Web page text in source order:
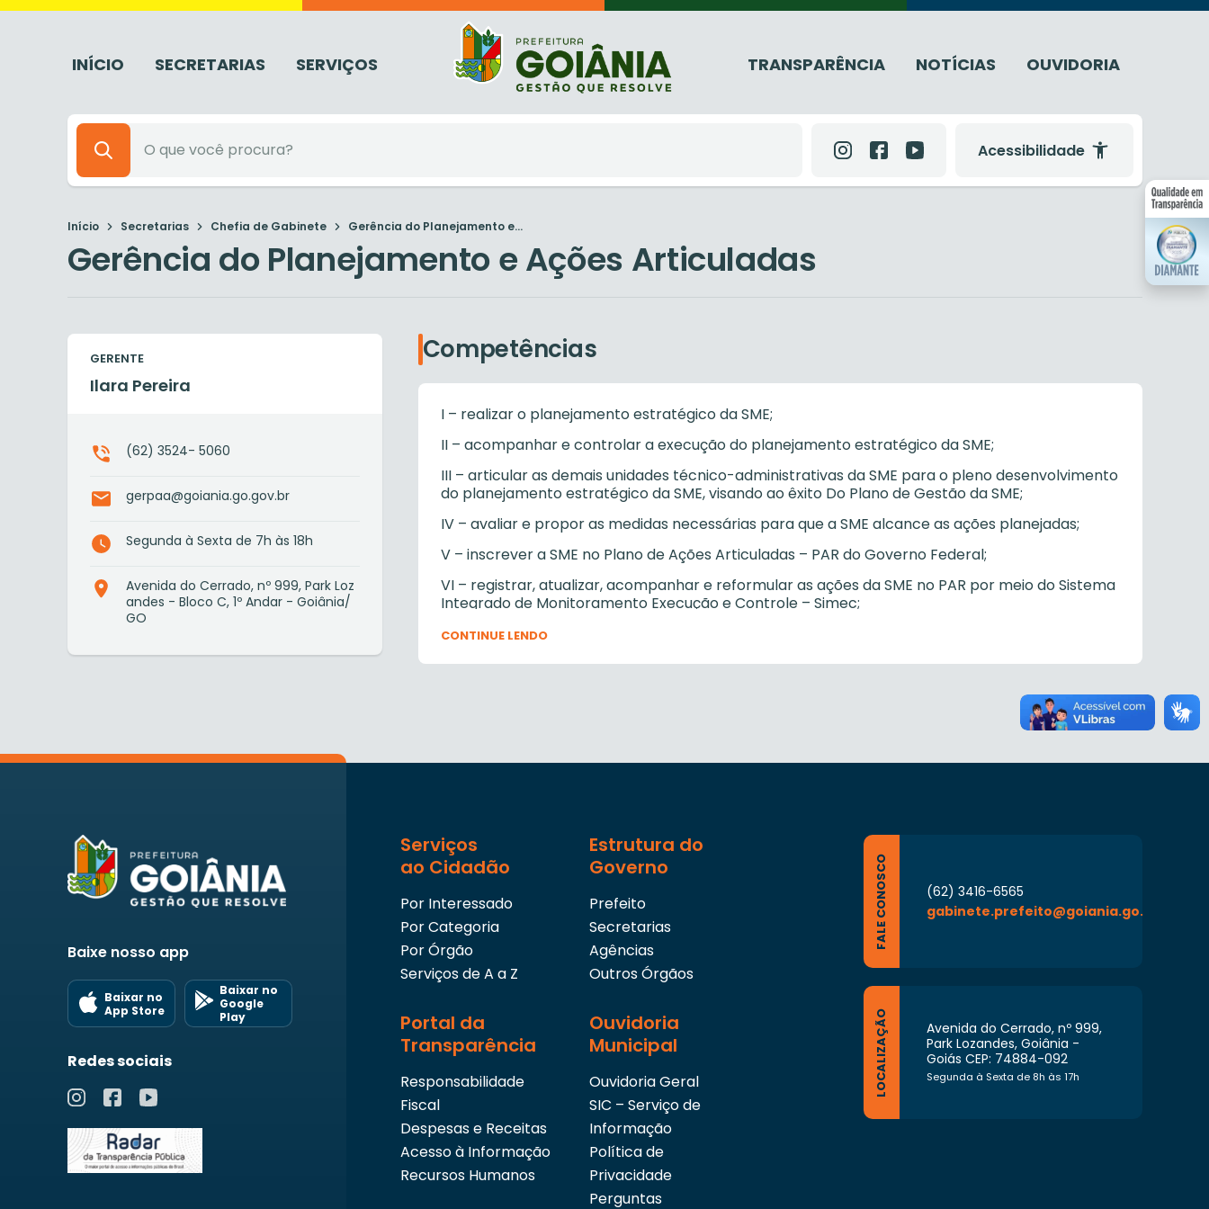
INÍCIO SECRETARIAS SERVIÇOS TRANSPARÊNCIA NOTÍCIAS OUVIDORIA
Acessibilidade
Início Secretarias Chefia de Gabinete Gerência do Planejamento e...
Gerência do Planejamento e Ações Articuladas
GERENTE
Ilara Pereira
(62) 3524- 5060
gerpaa@goiania.go.gov.br
Segunda à Sexta de 7h às 18h
Avenida do Cerrado, nº 999, Park Loz
andes - Bloco C, 1º Andar - Goiânia/
GO
Competências
I – realizar o planejamento estratégico da SME;
II – acompanhar e controlar a execução do planejamento estratégico da SME;
III – articular as demais unidades técnico-administrativas da SME para o pleno desenvolvimento
do planejamento estratégico da SME, visando ao êxito Do Plano de Gestão da SME;
IV – avaliar e propor as medidas necessárias para que a SME alcance as ações planejadas;
V – inscrever a SME no Plano de Ações Articuladas – PAR do Governo Federal;
VI – registrar, atualizar, acompanhar e reformular as ações da SME no PAR por meio do Sistema
Integrado de Monitoramento Execução e Controle – Simec;
VII – realizar as diligências necessárias para o êxito dos processos do PAR;
VIII – providenciar a captação de recursos em programas do Governo Federal, visando à
IX – acompanhar todos os processos de aquisição de bens e serviços, provenientes de bens e
recursos do tesouro federal, assim como os recursos específicos do PAR, para a SME;
X – acompanhar e administrar o Sistema de Gerenciamento de Atas de Registro de Preço –
Plano Municipal de Educação;
XII – exercer outras atividades correlatas às suas competências e que lhe forem determinadas
pelo Chefe de Gabinete.
CONTINUE LENDO
Baixe nosso app
Baixar no
App Store
Baixar no
Google
Play
Redes sociais
Serviços
ao Cidadão
Por Interessado
Por Categoria
Por Órgão
Serviços de A a Z
Estrutura do
Governo
Prefeito
Secretarias
Agências
Outros Órgãos
Portal da
Transparência
Responsabilidade
Fiscal
Despesas e Receitas
Acesso à Informação
Recursos Humanos
Ouvidoria
Municipal
Ouvidoria Geral
SIC – Serviço de
Informação
Política de
Privacidade
Perguntas
FALE CONOSCO
(62) 3416-6565
gabinete.prefeito@goiania.go.gov.br
LOCALIZAÇÃO
Avenida do Cerrado, nº 999,
Park Lozandes, Goiânia -
Goiás CEP: 74884-092
Segunda à Sexta de 8h às 17h